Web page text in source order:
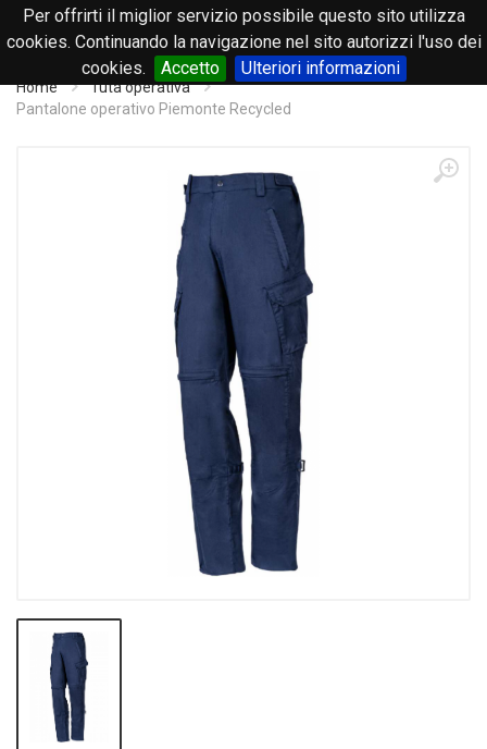
Per offrirti il miglior servizio possibile questo sito utilizza
cookies. Continuando la navigazione nel sito autorizzi l'uso dei
cookies.
Accetto Ulteriori informazioni
0
Home
Tuta operativa
Pantalone operativo Piemonte Recycled